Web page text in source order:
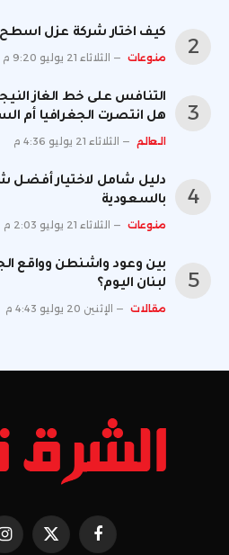
كيف اختار شركة عزل اسطح
منوعات الثلاثاء 21 يوليو 9:20 م
التنافس على خط الغاز
هل انتصرت الجغرافيا أم
العالم الثلاثاء 21 يوليو 4:36 م
دليل شامل لاختيار أفضل
بالسعودية
منوعات الثلاثاء 21 يوليو 2:03 م
بين وعود واشنطن وواقع
لبنان اليوم؟
مقالات الإثنين 20 يوليو 4:43 م
فيسبوك X